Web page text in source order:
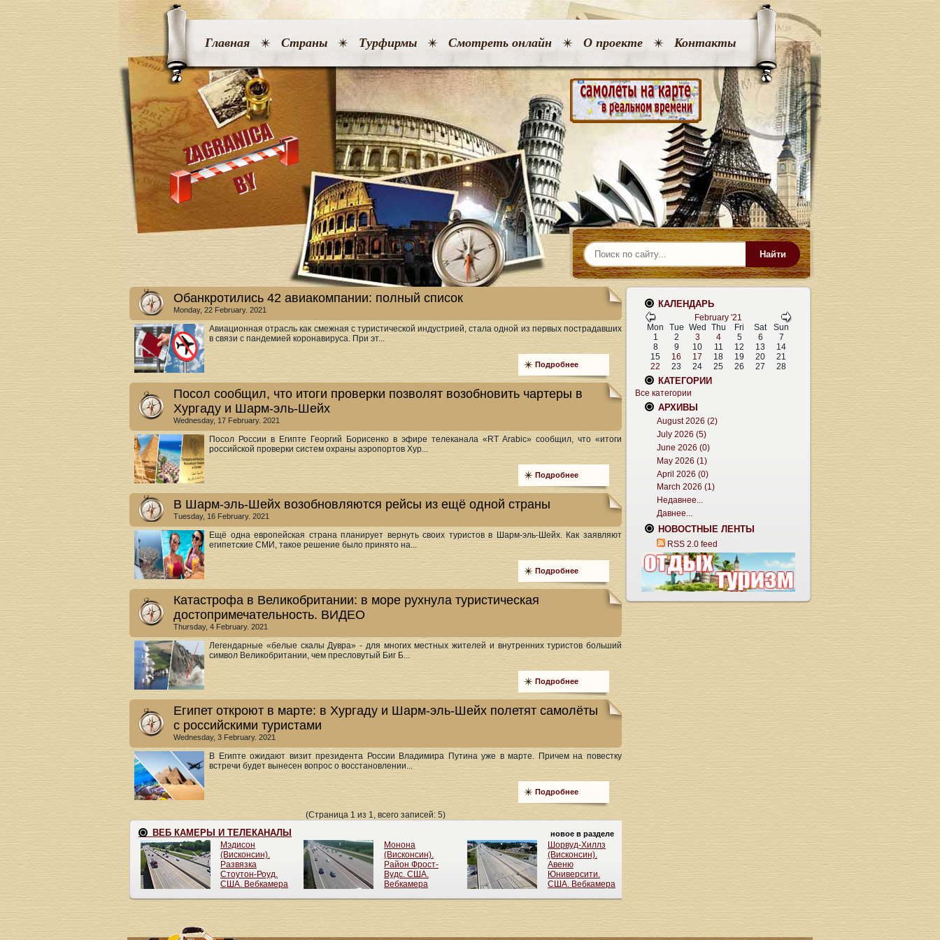
Главная Страны Турфирмы Смотреть онлайн О проекте Контакты
Найти
Обанкротились 42 авиакомпании: полный список
Monday, 22 February. 2021
Авиационная отрасль как смежная с туристической индустрией, стала одной из первых пострадавших
в связи с пандемией коронавируса. При эт...
Подробнее
Посол сообщил, что итоги проверки позволят возобновить чартеры в
Хургаду и Шарм-эль-Шейх
Wednesday, 17 February. 2021
Посол России в Египте Георгий Борисенко в эфире телеканала «RT Arabic» сообщил, что «итоги
российской проверки систем охраны аэропортов Хур...
Подробнее
В Шарм-эль-Шейх возобновляются рейсы из ещё одной страны
Tuesday, 16 February. 2021
Ещё одна европейская страна планирует вернуть своих туристов в Шарм-эль-Шейх. Как заявляют
египетские СМИ, такое решение было принято на...
Подробнее
Катастрофа в Великобритании: в море рухнула туристическая
достопримечательность. ВИДЕО
Thursday, 4 February. 2021
Легендарные «белые скалы Дувра» - для многих местных жителей и внутренних туристов больший
символ Великобритании, чем пресловутый Биг Б...
Подробнее
Египет откроют в марте: в Хургаду и Шарм-эль-Шейх полетят самолёты
с российскими туристами
Wednesday, 3 February. 2021
В Египте ожидают визит президента России Владимира Путина уже в марте. Причем на повестку
встречи будет вынесен вопрос о восстановлении...
Подробнее
(Страница 1 из 1, всего записей: 5)
КАЛЕНДАРЬ
February '21
Mon
Tue Wed Thu Fri Sat
Sun
1
2 3 4 5 6
7
8
9 10 11 12 13
14
15
16 17 18 19 20
21
22
23 24 25 26 27 28
КАТЕГОРИИ
Все категории
АРХИВЫ
August 2026 (2)
July 2026 (5)
June 2026 (0)
May 2026 (1)
April 2026 (0)
March 2026 (1)
Недавнее...
Давнее...
НОВОСТНЫЕ ЛЕНТЫ
RSS 2.0 feed